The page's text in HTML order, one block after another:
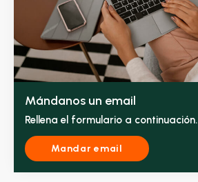
Mándanos un email
Rellena el formulario a continuación.
Mandar email